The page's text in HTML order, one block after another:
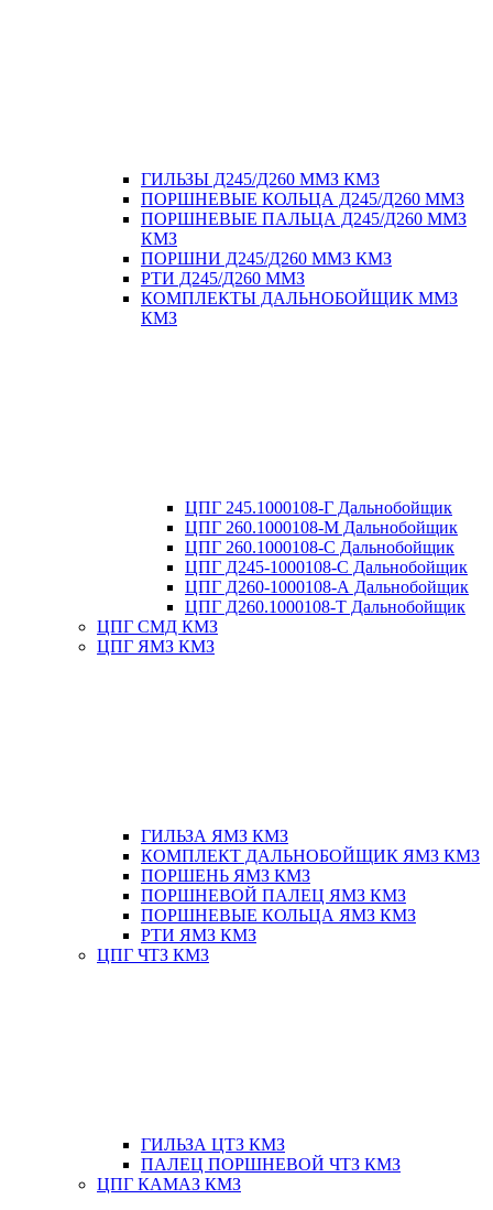
ГИЛЬЗЫ Д245/Д260 ММЗ КМЗ
ПОРШНЕВЫЕ КОЛЬЦА Д245/Д260 ММЗ
ПОРШНЕВЫЕ ПАЛЬЦА Д245/Д260 ММЗ
КМЗ
ПОРШНИ Д245/Д260 ММЗ КМЗ
РТИ Д245/Д260 ММЗ
КОМПЛЕКТЫ ДАЛЬНОБОЙЩИК ММЗ
КМЗ
ЦПГ 245.1000108-Г Дальнобойщик
ЦПГ 260.1000108-М Дальнобойщик
ЦПГ 260.1000108-С Дальнобойщик
ЦПГ Д245-1000108-С Дальнобойщик
ЦПГ Д260-1000108-А Дальнобойщик
ЦПГ Д260.1000108-Т Дальнобойщик
ЦПГ СМД КМЗ
ЦПГ ЯМЗ КМЗ
ГИЛЬЗА ЯМЗ КМЗ
КОМПЛЕКТ ДАЛЬНОБОЙЩИК ЯМЗ КМЗ
ПОРШЕНЬ ЯМЗ КМЗ
ПОРШНЕВОЙ ПАЛЕЦ ЯМЗ КМЗ
ПОРШНЕВЫЕ КОЛЬЦА ЯМЗ КМЗ
РТИ ЯМЗ КМЗ
ЦПГ ЧТЗ КМЗ
ГИЛЬЗА ЦТЗ КМЗ
ПАЛЕЦ ПОРШНЕВОЙ ЧТЗ КМЗ
ЦПГ КАМАЗ КМЗ